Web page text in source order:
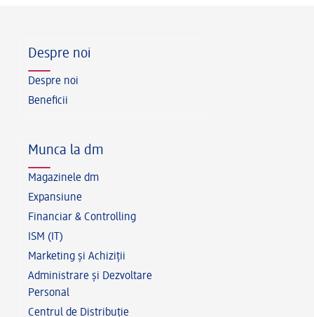
Despre noi
Despre noi
Beneficii
Munca la dm
Magazinele dm
Expansiune
Financiar & Controlling
ISM (IT)
Marketing și Achiziții
Administrare și Dezvoltare
Personal
Centrul de Distribuție